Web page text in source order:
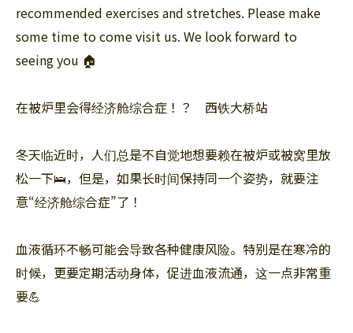
recommended exercises and stretches. Please make
some time to come visit us. We look forward to
seeing you 🏠
在被炉里会得经济舱综合症！？ 西铁大桥站
冬天临近时，人们总是不自觉地想要赖在被炉或被窝里放
松一下🛌，但是，如果长时间保持同一个姿势，就要注
意“经济舱综合症”了！
血液循环不畅可能会导致各种健康风险。特别是在寒冷的
时候，更要定期活动身体，促进血液流通，这一点非常重
要💪